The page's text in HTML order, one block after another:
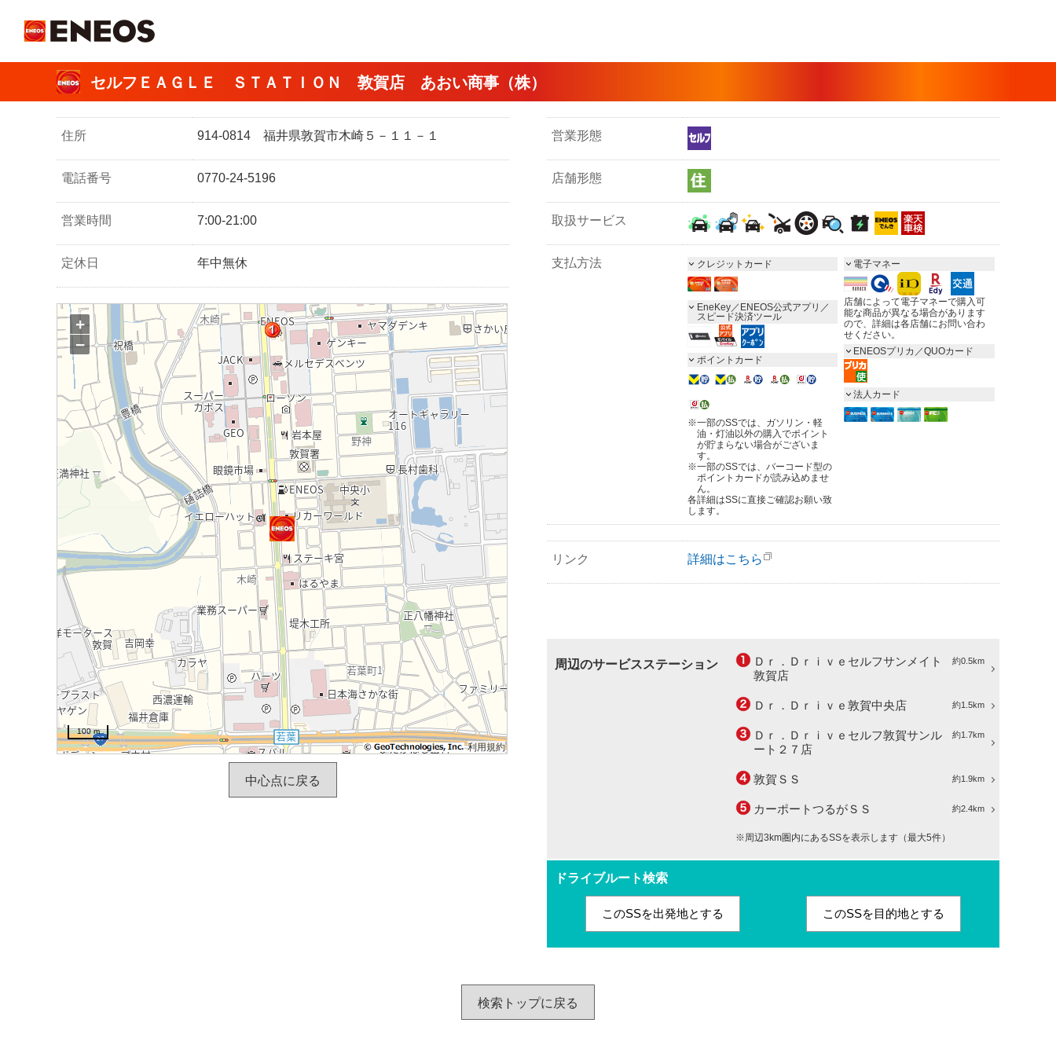
セルフＥＡＧＬＥ ＳＴＡＴＩＯＮ 敦賀店 あおい商事（株）
住所 914-0814 福井県敦賀市木崎５－１１－１
電話番号 0770-24-5196
営業時間 7:00-21:00
定休日 年中無休
利用規約
+
−
100 m
中心点に戻る
営業形態
店舗形態
取扱サービス
支払方法 クレジットカード
EneKey／ENEOS公式アプリ／
スピード決済ツール
ポイントカード
※一部のSSでは、ガソリン・軽
油・灯油以外の購入でポイント
が貯まらない場合がございま
す。
※一部のSSでは、バーコード型の
ポイントカードが読み込めませ
ん。
各詳細はSSに直接ご確認お願い致
します。
電子マネー
店舗によって電子マネーで購入可
能な商品が異なる場合があります
ので、詳細は各店舗にお問い合わ
せください。
ENEOSプリカ／QUOカード
法人カード
リンク 詳細はこちら
周辺のサービスステーション 約0.5km
Ｄｒ．Ｄｒｉｖｅセルフサンメイト
敦賀店
約1.5km
Ｄｒ．Ｄｒｉｖｅ敦賀中央店
約1.7km
Ｄｒ．Ｄｒｉｖｅセルフ敦賀サンル
ート２７店
約1.9km
敦賀ＳＳ
約2.4km
カーポートつるがＳＳ
※周辺3km圏内にあるSSを表示します（最大5件）
ドライブルート検索
このSSを出発地とする このSSを目的地とする
検索トップに戻る